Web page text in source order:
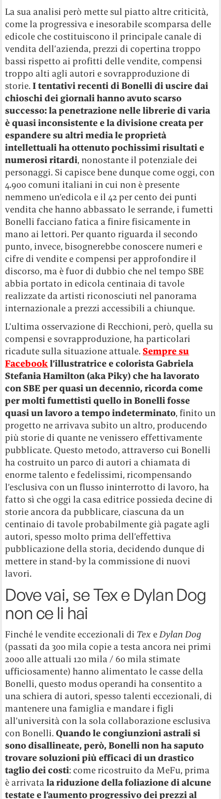
La sua analisi però mette sul piatto altre criticità,
come la progressiva e inesorabile scomparsa delle
edicole che costituiscono il principale canale di
vendita dell’azienda, prezzi di copertina troppo
bassi rispetto ai profitti delle vendite, compensi
troppo alti agli autori e sovrapproduzione di
storie.I tentativi recenti di Bonelli di uscire dai
chioschi dei giornali hanno avuto scarso
successo: la penetrazione nelle librerie di varia
è quasi inconsistente e la divisione creata per
espandere su altri media le proprietà
intellettuali ha ottenuto pochissimi risultati e
numerosi ritardi, nonostante il potenziale dei
personaggi. Si capisce bene dunque come oggi, con
4.900 comuni italiani in cui non è presente
nemmeno un’edicola e il 42 per cento dei punti
vendita che hanno abbassato le serrande, i fumetti
Bonelli facciano fatica a finire fisicamente in
mano ai lettori. Per quanto riguarda il secondo
punto, invece, bisognerebbe conoscere numeri e
cifre di vendite e compensi per approfondire il
discorso, ma è fuor di dubbio che nel tempo SBE
abbia portato in edicola centinaia di tavole
realizzate da artisti riconosciuti nel panorama
internazionale a prezzi accessibili a chiunque.
L’ultima osservazione di Recchioni, però, quella su
compensi e sovrapproduzione, ha particolari
ricadute sulla situazione attuale. Sempre su
Facebookl’illustratrice e colorista Gabriela
Stefania Hamilton (aka Piky) che ha lavorato
con SBE per quasi un decennio, ricorda come
per molti fumettisti quello in Bonelli fosse
quasi un lavoro a tempo indeterminato, finito un
progetto ne arrivava subito un altro, producendo
più storie di quante ne venissero effettivamente
pubblicate. Questo metodo, attraverso cui Bonelli
ha costruito un parco di autori a chiamata di
enorme talento e fedelissimi, ricompensando
l’esclusiva con un flusso ininterrotto di lavoro, ha
fatto sì che oggi la casa editrice possieda decine di
storie ancora da pubblicare, ciascuna da un
centinaio di tavole probabilmente già pagate agli
autori, spesso molto prima dell’effettiva
pubblicazione della storia, decidendo dunque di
mettere in stand-by la commissione di nuovi
lavori.
Dove vai, se Tex e Dylan Dog
non ce li hai
Finché le vendite eccezionali di Tex eDylan Dog
(passati da 300 mila copie a testa ancora nei primi
2000 alle attuali 120 mila / 60 mila stimate
ufficiosamente) hanno alimentato le casse della
Bonelli, questo modus operandi ha consentito a
una schiera di autori, spesso talenti eccezionali, di
mantenere una famiglia e mandare i figli
all’università con la sola collaborazione esclusiva
con Bonelli. Quando le congiunzioni astrali si
sono disallineate, però, Bonelli non ha saputo
trovare soluzioni più efficaci di un drastico
taglio dei costi: come ricostruito da MeFu, prima
è arrivatala riduzione della foliazione di alcune
testate e l’aumento progressivo dei prezzi al